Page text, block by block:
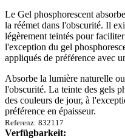
Le Gel phosphorescent
la réémet dans l'obscurité. Il
légèrement teintés pour
l'exception du gel
appliqués de préférence avec
Absorbe la lumière naturelle
l'obscurité. La teinte des gels
des couleurs de jour, à
préférence en épaisseur.
Referenz: 832117
Verfügbarkeit: